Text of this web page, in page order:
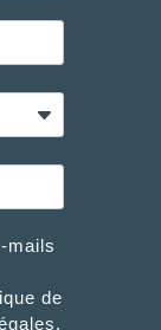
mails
de